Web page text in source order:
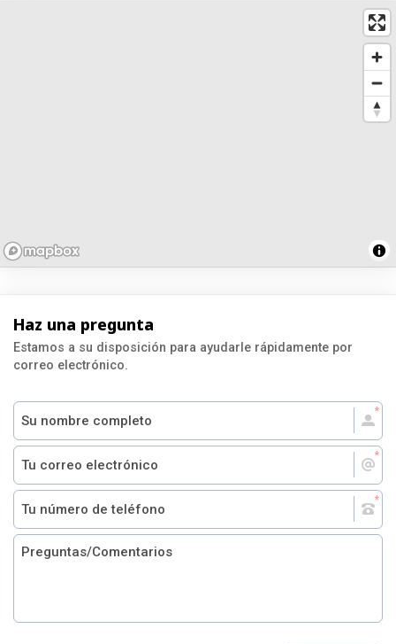
Haz una pregunta
Estamos a su disposición para ayudarle rápidamente por
correo electrónico.